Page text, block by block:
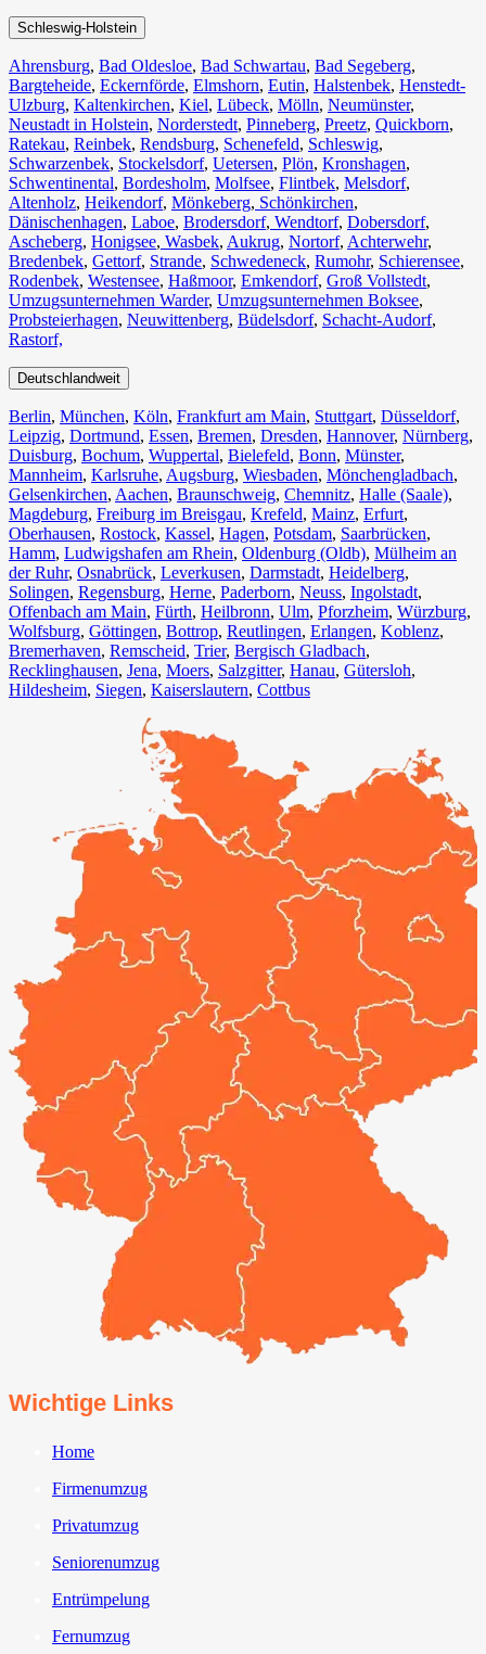
Schleswig-Holstein
Ahrensburg, Bad Oldesloe, Bad Schwartau, Bad Segeberg,
Bargteheide, Eckernförde, Elmshorn, Eutin, Halstenbek, Henstedt-
Ulzburg, Kaltenkirchen, Kiel, Lübeck, Mölln, Neumünster,
Neustadt in Holstein, Norderstedt, Pinneberg, Preetz, Quickborn,
Ratekau, Reinbek, Rendsburg, Schenefeld, Schleswig,
Schwarzenbek, Stockelsdorf, Uetersen, Plön, Kronshagen,
Schwentinental, Bordesholm, Molfsee, Flintbek, Melsdorf,
Altenholz, Heikendorf, Mönkeberg, Schönkirchen,
Dänischenhagen, Laboe, Brodersdorf, Wendtorf, Dobersdorf,
Ascheberg, Honigsee, Wasbek, Aukrug, Nortorf, Achterwehr,
Bredenbek, Gettorf, Strande, Schwedeneck, Rumohr, Schierensee,
Rodenbek, Westensee, Haßmoor, Emkendorf, Groß Vollstedt,
Umzugsunternehmen Warder, Umzugsunternehmen Boksee,
Probsteierhagen, Neuwittenberg, Büdelsdorf, Schacht-Audorf,
Rastorf,
Deutschlandweit
Berlin⁠, München, Köln⁠, Frankfurt am Main, Stuttgart, Düsseldorf,
Leipzig, Dortmund, Essen, Bremen, Dresden, Hannover, Nürnberg,
Duisburg⁠, Bochum, Wuppertal⁠, Bielefeld⁠, Bonn⁠, Münster⁠,
Mannheim, Karlsruhe, Augsburg, Wiesbaden⁠, Mönchengladbach⁠,
Gelsenkirchen⁠, Aachen⁠, Braunschweig, Chemnitz⁠, Halle (Saale)⁠,
Magdeburg, Freiburg im Breisgau⁠, Krefeld⁠, Mainz⁠, Erfurt,
Oberhausen⁠, Rostock⁠, Kassel⁠, Hagen, Potsdam, Saarbrücken⁠,
Hamm, Ludwigshafen am Rhein⁠, Oldenburg (Oldb), Mülheim an
der Ruhr, Osnabrück⁠, Leverkusen, Darmstadt⁠, Heidelberg,
Solingen, Regensburg, Herne⁠, Paderborn, Neuss, Ingolstadt,
Offenbach am Main, Fürth⁠, Heilbronn, Ulm⁠, Pforzheim, Würzburg,
Wolfsburg⁠, Göttingen, Bottrop, Reutlingen, Erlangen⁠, Koblenz,
Bremerhaven⁠, Remscheid, Trier⁠, Bergisch Gladbach,
Recklinghausen, Jena⁠, Moers⁠, Salzgitter⁠, Hanau, Gütersloh,
Hildesheim⁠, Siegen⁠, Kaiserslautern⁠, Cottbus⁠
Wichtige Links
Home
Firmenumzug
Privatumzug
Seniorenumzug
Entrümpelung
Fernumzug